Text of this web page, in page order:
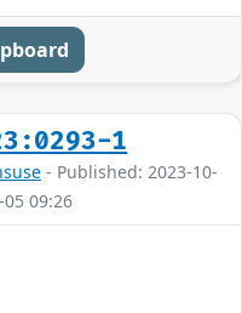
1
- Published: 2023-10-
09:26